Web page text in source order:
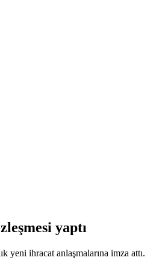
yaptı
ihracat anlaşmalarına imza attı.